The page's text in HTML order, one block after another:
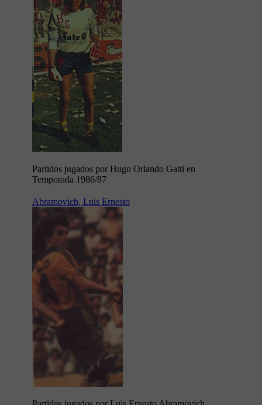
Partidos jugados por Hugo Orlando Gatti en
Temporada 1986/87
Abramovich, Luis Ernesto